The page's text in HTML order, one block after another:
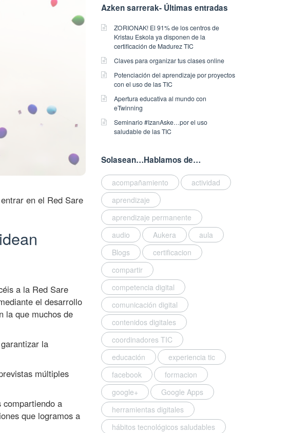
en el Red Sare
a la Red Sare
el desarrollo
la que muchos de
la
múltiples
compartiendo a
que logramos a
Azken sarrerak- Últimas entradas
ZORIONAK! El 91% de los centros de
Kristau Eskola ya disponen de la
certificación de Madurez TIC
Claves para organizar tus clases online
Potenciación del aprendizaje por proyectos
con el uso de las TIC
Apertura educativa al mundo con
eTwinning
Seminario #IzanAske…por el uso
saludable de las TIC
Solasean…Hablamos de…
acompañamiento
actividad
aprendizaje
aprendizaje permanente
audio
Aukera
aula
Blogs
certificacion
compartir
competencia digital
comunicación digital
contenidos digitales
coordinadores TIC
educación
experiencia tic
facebook
formacion
google+
Google Apps
herramientas digitales
hábitos tecnológicos saludables